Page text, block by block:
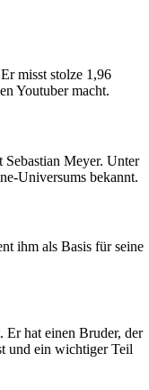
misst stolze 1,96
Youtuber macht.
Sebastian Meyer. Unter
Universums bekannt.
ihm als Basis für seine
Er hat einen Bruder, der
und ein wichtiger Teil